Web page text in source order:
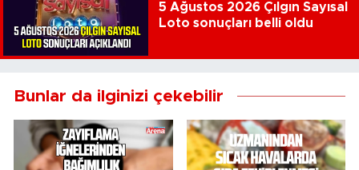
5 Ağustos 2026 Çılgın Sayısal
Loto sonuçları belli oldu
Bunlar da ilginizi çekebilir